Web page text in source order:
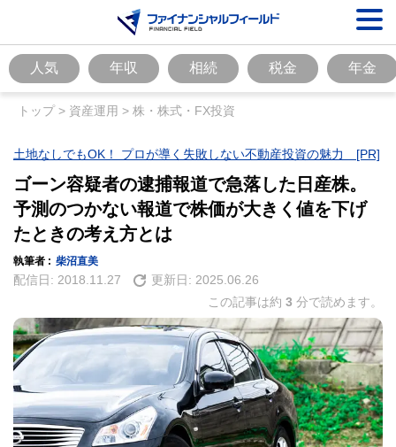
人気 年収 相続 税金 年金
トップ> 資産運用 > 株・株式・FX投資
土地なしでもOK！ プロが導く失敗しない不動産投資の魅力 [PR]
ゴーン容疑者の逮捕報道で急落した日産株。
予測のつかない報道で株価が大きく値を下げ
たときの考え方とは
執筆者 : 柴沼直美
配信日: 2018.11.27 更新日: 2025.06.26
この記事は約 3 分で読めます。